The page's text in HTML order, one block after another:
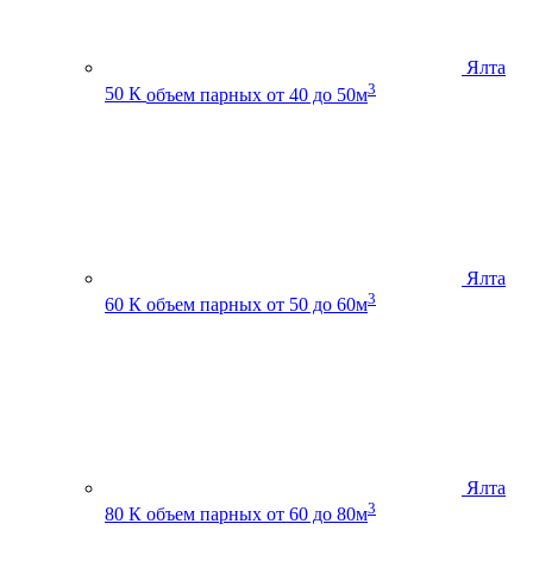
Ялта
50 К объем парных от 40 до 50м3
Ялта
60 К объем парных от 50 до 60м3
Ялта
80 К объем парных от 60 до 80м3